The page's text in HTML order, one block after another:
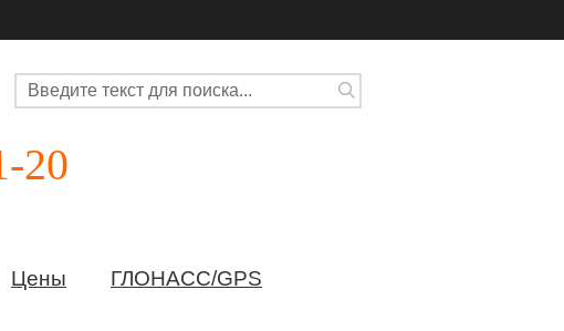
20
Цены
ГЛОНАСС/GPS